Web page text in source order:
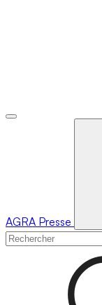
AGRA Presse